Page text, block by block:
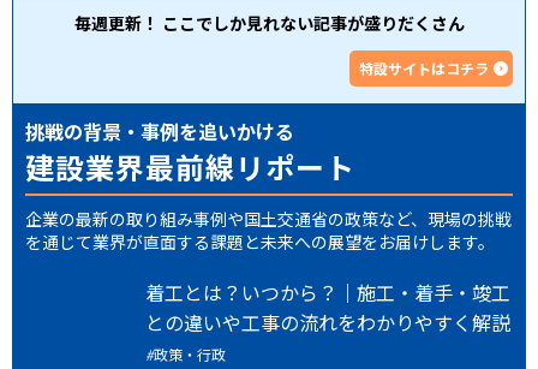
毎週更新！ ここでしか見れない記事が盛りだくさん
特設サイトはコチラ
挑戦の背景・事例を追いかける
建設業界最前線リポート
企業の最新の取り組み事例や国土交通省の政策など、現場の挑戦
を通じて業界が直面する課題と未来への展望をお届けします。
着工とは？いつから？｜施工・着手・竣工
との違いや工事の流れをわかりやすく解説
政策・行政